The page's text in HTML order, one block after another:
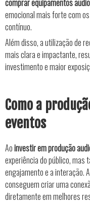
emocional mais forte com
contínuo.
Além disso, a utilização de
mais clara e impactante,
investimento e maior
Como a
eventos
Aoinvestir em produção
experiência do público, mas
engajamento e a interação.
conseguem criar uma
diretamente em melhores